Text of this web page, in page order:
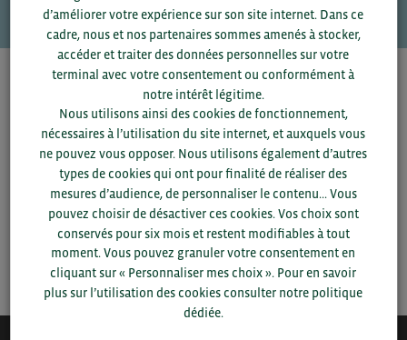
Pour voir les contacts, merci de renseigner votre
département et votre secteur
ou connectez-vous.
SAUVEGARDER
d’améliorer votre expérience sur son site internet. Dans ce
cadre, nous et nos partenaires sommes amenés à stocker,
accéder et traiter des données personnelles sur votre
terminal avec votre consentement ou conformément à
notre intérêt légitime.
Nous utilisons ainsi des cookies de fonctionnement,
nécessaires à l’utilisation du site internet, et auxquels vous
ne pouvez vous opposer. Nous utilisons également d’autres
types de cookies qui ont pour finalité de réaliser des
mesures d’audience, de personnaliser le contenu... Vous
pouvez choisir de désactiver ces cookies. Vos choix sont
conservés pour six mois et restent modifiables à tout
moment. Vous pouvez granuler votre consentement en
cliquant sur « Personnaliser mes choix ». Pour en savoir
plus sur l’utilisation des cookies consulter notre politique
dédiée.